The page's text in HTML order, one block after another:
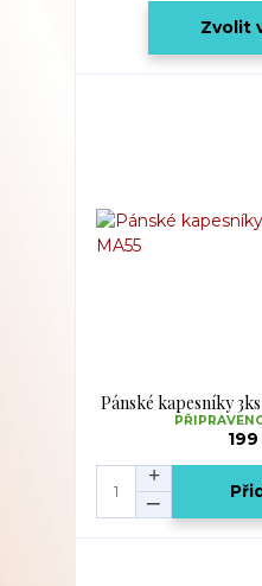
Zvolit
Pánské kapesníky